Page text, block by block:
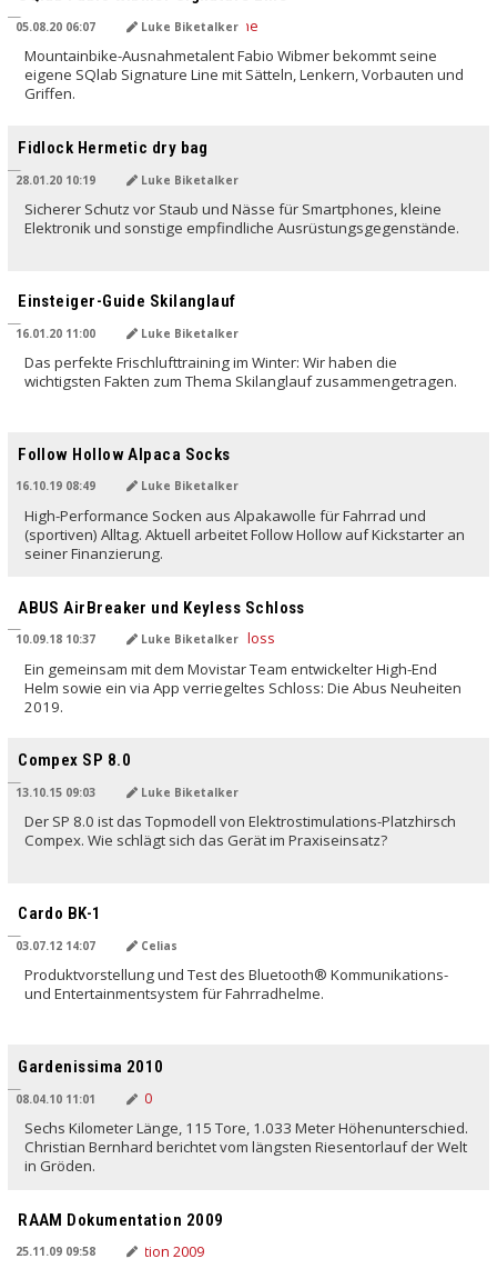
05.08.20 06:07 Luke Biketalker
Mountainbike-Ausnahmetalent Fabio Wibmer bekommt seine
eigene SQlab Signature Line mit Sätteln, Lenkern, Vorbauten und
Griffen.
Fidlock Hermetic dry bag
28.01.20 10:19 Luke Biketalker
Sicherer Schutz vor Staub und Nässe für Smartphones, kleine
Elektronik und sonstige empfindliche Ausrüstungsgegenstände.
Einsteiger-Guide Skilanglauf
16.01.20 11:00 Luke Biketalker
Das perfekte Frischlufttraining im Winter: Wir haben die
wichtigsten Fakten zum Thema Skilanglauf zusammengetragen.
Follow Hollow Alpaca Socks
16.10.19 08:49 Luke Biketalker
High-Performance Socken aus Alpakawolle für Fahrrad und
(sportiven) Alltag. Aktuell arbeitet Follow Hollow auf Kickstarter an
seiner Finanzierung.
ABUS AirBreaker und Keyless Schloss
10.09.18 10:37 Luke Biketalker
Ein gemeinsam mit dem Movistar Team entwickelter High-End
Helm sowie ein via App verriegeltes Schloss: Die Abus Neuheiten
2019.
Compex SP 8.0
13.10.15 09:03 Luke Biketalker
Der SP 8.0 ist das Topmodell von Elektrostimulations-Platzhirsch
Compex. Wie schlägt sich das Gerät im Praxiseinsatz?
Cardo BK-1
03.07.12 14:07 Celias
Produktvorstellung und Test des Bluetooth® Kommunikations-
und Entertainmentsystem für Fahrradhelme.
Gardenissima 2010
08.04.10 11:01
Sechs Kilometer Länge, 115 Tore, 1.033 Meter Höhenunterschied.
Christian Bernhard berichtet vom längsten Riesentorlauf der Welt
in Gröden.
RAAM Dokumentation 2009
25.11.09 09:58